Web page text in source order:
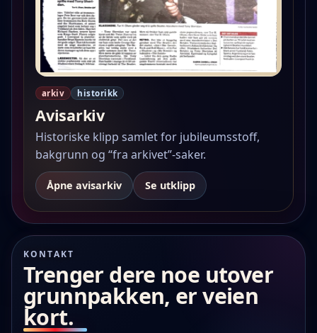
arkiv historikk
Avisarkiv
Historiske klipp samlet for jubileumsstoff,
bakgrunn og “fra arkivet”-saker.
Åpne avisarkiv Se utklipp
KONTAKT
Trenger dere noe utover
grunnpakken, er veien
kort.